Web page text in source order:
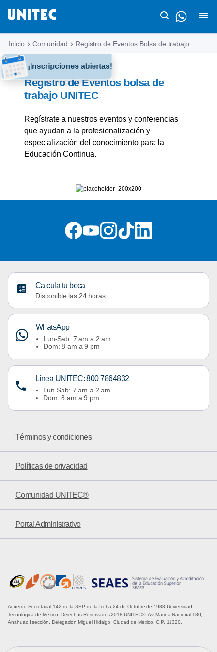
Inicio Comunidad Registro de Eventos Bolsa de trabajo
¡Inscripciones abiertas!
Registro de Eventos bolsa de
trabajo UNITEC
Regístrate a nuestros eventos y conferencias
que ayudan a la profesionalización y
especialización del conocimiento para la
Educación Continua.
Calcula tu beca
Disponible las 24 horas
WhatsApp
Lun-Sab: 7 am a 2 am
Dom: 8 am a 9 pm
Línea UNITEC: 800 7864832
Lun-Sab: 7 am a 2 am
Dom: 8 am a 9 pm
Términos y condiciones
Políticas de privacidad
Comunidad UNITEC®
Portal Administrativo
Acuerdo Secretarial 142 de la SEP de la fecha 24 de Octubre de 1988 Universidad
Tecnológica de México. Derechos Reservados 2018 UNITEC®. Av. Marina Nacional 180,
Anáhuac I sección, Delegación Miguel Hidalgo, Ciudad de México, C.P. 11320.